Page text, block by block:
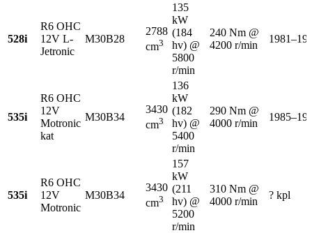
528i
R6 OHC
12V L-
Jetronic
M30B28
2788
cm3
135
kW
(184
hv) @
5800
r/min
240 Nm @
4200 r/min
535i
R6 OHC
12V
Motronic
kat
M30B34
3430
cm3
136
kW
(182
hv) @
5400
r/min
290 Nm @
4000 r/min
535i
R6 OHC
12V
Motronic
M30B34
3430
cm3
157
kW
(211
hv) @
5200
r/min
310 Nm @
4000 r/min
? kpl